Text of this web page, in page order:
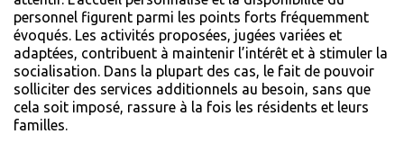
personnel figurent parmi les points forts fréquemment
évoqués. Les activités proposées, jugées variées et
adaptées, contribuent à maintenir l’intérêt et à stimuler la
socialisation. Dans la plupart des cas, le fait de pouvoir
solliciter des services additionnels au besoin, sans que
cela soit imposé, rassure à la fois les résidents et leurs
familles.